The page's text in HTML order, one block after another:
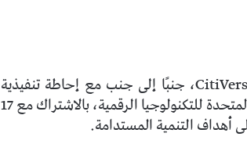
يأتى إطلاق المبادرة العالمية بشأن العوالم الافتراضية – اكتشاف CitiVerse، جنبًا إلى جنب مع إحاطة تنفيذية
جديدة للأمم المتحدة​ أعدها الاتحاد الدولى للاتصالات، وكالة الأمم المتحدة للتكنولوجيا الرقمية، بالاشتراك مع 17
أهداف التنمية المستدامة.